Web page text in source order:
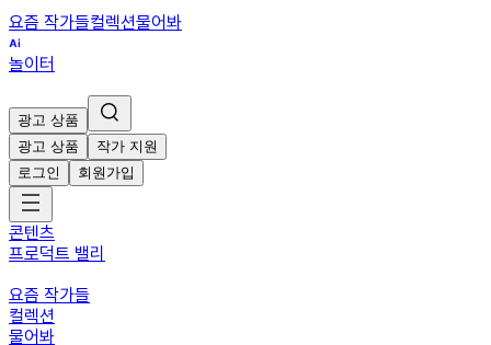
요즘 작가들컬렉션물어봐
놀이터
광고 상품
광고 상품
작가 지원
로그인
회원가입
콘텐츠
프로덕트 밸리
요즘 작가들
컬렉션
물어봐